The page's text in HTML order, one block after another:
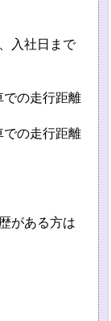
入社日まで
での走行距離
での走行距離
がある方は